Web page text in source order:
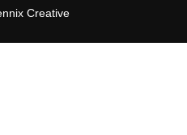
Creative